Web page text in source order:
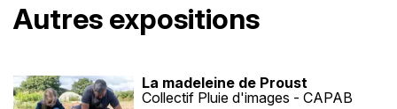
Autres expositions
La madeleine de Proust
Collectif Pluie d'images - CAPAB